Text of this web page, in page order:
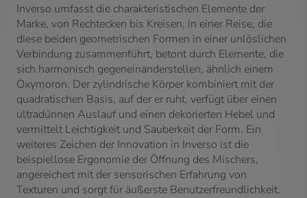
Inverso umfasst die charakteristischen Elemente der
Marke, von Rechtecken bis Kreisen, in einer Reise, die
diese beiden geometrischen Formen in einer unlöslichen
Verbindung zusammenführt, betont durch Elemente, die
sich harmonisch gegeneinanderstellen, ähnlich einem
Oxymoron. Der zylindrische Körper kombiniert mit der
quadratischen Basis, auf der er ruht, verfügt über einen
ultradünnen Auslauf und einen dekorierten Hebel und
vermittelt Leichtigkeit und Sauberkeit der Form. Ein
weiteres Zeichen der Innovation in Inverso ist die
beispiellose Ergonomie der Öffnung des Mischers,
angereichert mit der sensorischen Erfahrung von
Texturen und sorgt für äußerste Benutzerfreundlichkeit.